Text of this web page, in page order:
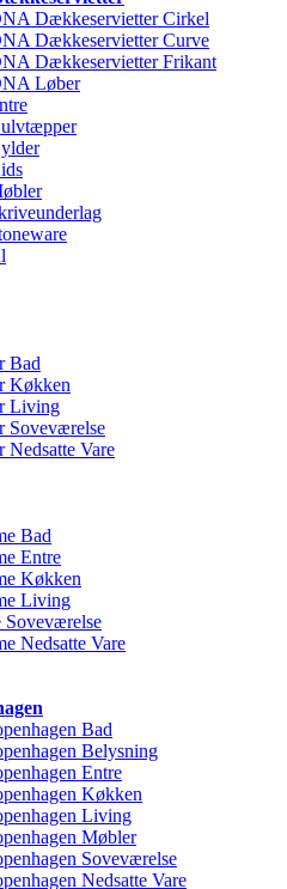
Dækkeservietter Cirkel
Dækkeservietter Curve
Dækkeservietter Frikant
Løber
Bad
Køkken
Living
Soveværelse
Nedsatte Vare
Bad
Entre
Køkken
Living
Nedsatte Vare
Bad
Belysning
Entre
Køkken
Living
Møbler
Soveværelse
Nedsatte Vare